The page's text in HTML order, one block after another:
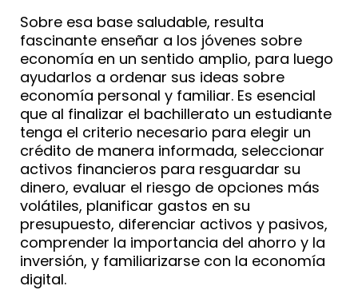
Sobre esa base saludable, resulta
fascinante enseñar a los jóvenes sobre
economía en un sentido amplio, para luego
ayudarlos a ordenar sus ideas sobre
economía personal y familiar. Es esencial
que al finalizar el bachillerato un estudiante
tenga el criterio necesario para elegir un
crédito de manera informada, seleccionar
activos financieros para resguardar su
dinero, evaluar el riesgo de opciones más
volátiles, planificar gastos en su
presupuesto, diferenciar activos y pasivos,
comprender la importancia del ahorro y la
inversión, y familiarizarse con la economía
digital.